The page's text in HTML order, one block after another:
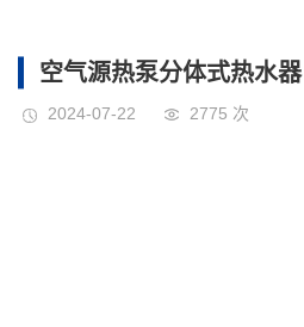
空气源热泵分体式热水器
2024-07-22 2775 次